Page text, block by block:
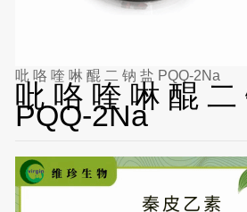
吡 咯 喹 啉 醌 二 钠 盐 PQQ-2Na
吡 咯 喹 啉 醌 二
PQQ-2Na